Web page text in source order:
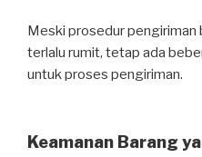
Meski prosedur
terlalu rumit, tetap ada
untuk proses pengiriman.
Keamanan Barang